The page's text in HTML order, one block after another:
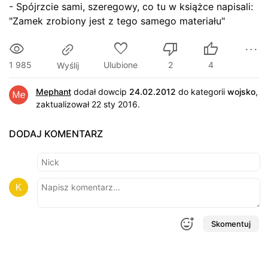
- Spójrzcie sami, szeregowy, co tu w książce napisali:
"Zamek zrobiony jest z tego samego materiału"
1 985 Wyślij Ulubione 2 4
Mephantdodał dowcip 24.02.2012 do kategorii wojsko,
zaktualizował 22 sty 2016.
DODAJ KOMENTARZ
Skomentuj